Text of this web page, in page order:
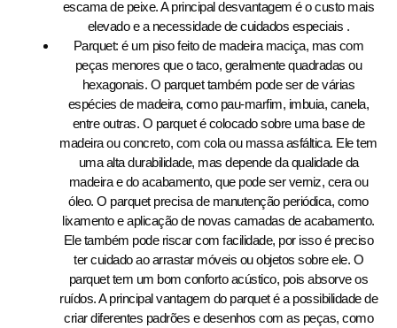
escama de peixe. A principal desvantagem é o custo mais
elevado e a necessidade de cuidados especiais .
Parquet: é um piso feito de madeira maciça, mas com
peças menores que o taco, geralmente quadradas ou
hexagonais. O parquet também pode ser de várias
espécies de madeira, como pau-marfim, imbuia, canela,
entre outras. O parquet é colocado sobre uma base de
madeira ou concreto, com cola ou massa asfáltica. Ele tem
uma alta durabilidade, mas depende da qualidade da
madeira e do acabamento, que pode ser verniz, cera ou
óleo. O parquet precisa de manutenção periódica, como
lixamento e aplicação de novas camadas de acabamento.
Ele também pode riscar com facilidade, por isso é preciso
ter cuidado ao arrastar móveis ou objetos sobre ele. O
parquet tem um bom conforto acústico, pois absorve os
ruídos. A principal vantagem do parquet é a possibilidade de
criar diferentes padrões e desenhos com as peças, como